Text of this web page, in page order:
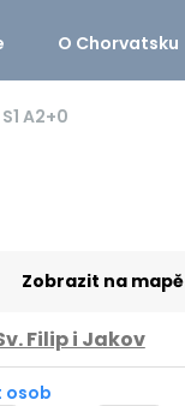
O Chorvatsku
A2+0
Zobrazit na mapě
Filip i Jakov
osob